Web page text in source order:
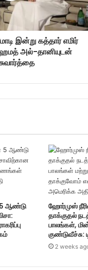
இன்று கத்தார் எமிர்
அல்-தானியுடன்
5 ஆண்டு
ஹோர்முஸ்
தாக்குதல்
பாலங்கள்,
குண்டுவீச்சு:
2 weeks